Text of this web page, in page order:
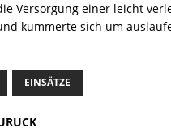
Versorgung einer leicht
kümmerte sich um
EINSÄTZE